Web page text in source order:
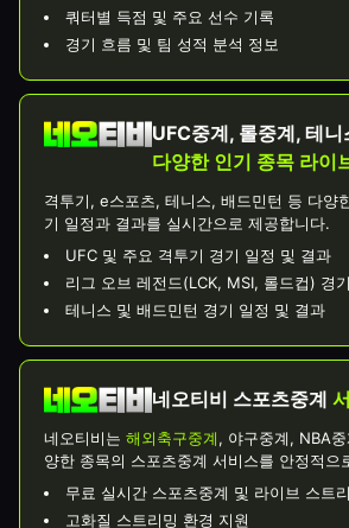
쿼터별 득점 및 주요 선수 기록
경기 흐름 및 팀 성적 분석 정보
UFC중계, 롤중계, 테
다양한 인기 종목 라이
격투기, e스포츠, 테니스, 배드민턴 등 다양
기 일정과 결과를 실시간으로 제공합니다.
UFC 및 주요 격투기 경기 일정 및 결과
리그 오브 레전드(LCK, MSI, 롤드컵) 경
테니스 및 배드민턴 경기 일정 및 결과
네오티비 스포츠중계
네오티비는 해외축구중계, 야구중계, NBA
양한 종목의 스포츠중계 서비스를 안정적으
무료 실시간 스포츠중계 및 라이브 스트
고화질 스트리밍 환경 지원